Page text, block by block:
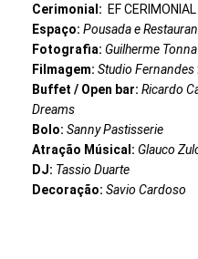
Cerimonial: EF CERIMONIAL
Espaço: Pousada e
Fotografia: Guilherme Tonna
Filmagem: Studio
Buffet / Open bar: Ricardo
Dreams
Bolo: Sanny Pastisserie
Atração Músical: Glauco
DJ: Tassio Duarte
Decoração: Savio Cardoso